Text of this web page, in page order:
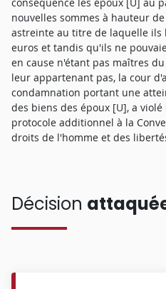
nouvelles sommes à hauteur
astreinte au titre de laquelle ils
euros et tandis qu'ils ne
en cause n'étant pas maîtres
leur appartenant pas, la cour
condamnation portant une
des biens des époux [U], a
protocole additionnel à la
droits de l'homme et des
Décision